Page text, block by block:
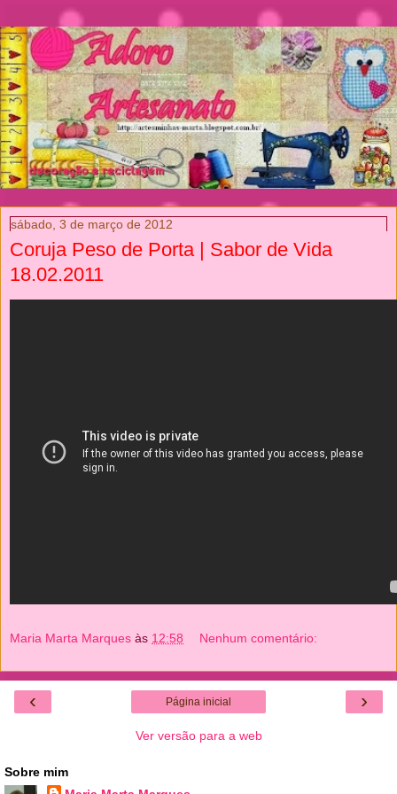
sábado, 3 de março de 2012
Coruja Peso de Porta | Sabor de Vida
18.02.2011
Maria Marta Marques às 12:58 Nenhum comentário:
‹ ›
Página inicial
Ver versão para a web
Sobre mim